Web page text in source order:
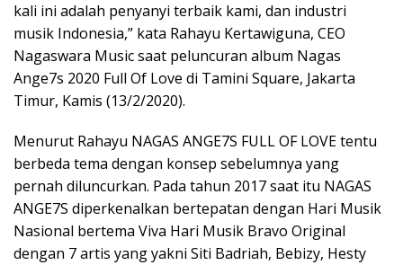
kali ini adalah penyanyi terbaik kami, dan industri
musik Indonesia,” kata Rahayu Kertawiguna, CEO
Nagaswara Music saat peluncuran album Nagas
Ange7s 2020 Full Of Love di Tamini Square, Jakarta
Timur, Kamis (13/2/2020).
Menurut Rahayu NAGAS ANGE7S FULL OF LOVE tentu
berbeda tema dengan konsep sebelumnya yang
pernah diluncurkan. Pada tahun 2017 saat itu NAGAS
ANGE7S diperkenalkan bertepatan dengan Hari Musik
Nasional bertema Viva Hari Musik Bravo Original
dengan 7 artis yang yakni Siti Badriah, Bebizy, Hesty